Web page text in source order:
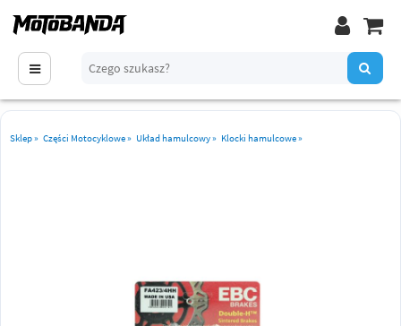
Sklep» Części Motocyklowe» Układ hamulcowy» Klocki hamulcowe»